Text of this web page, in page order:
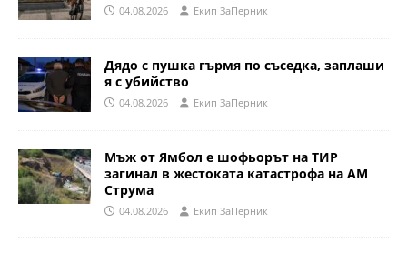
04.08.2026 Eкип ЗаПерник
Дядо с пушка гърмя по съседка, заплаши
я с убийство
04.08.2026 Eкип ЗаПерник
Мъж от Ямбол е шофьорът на ТИР
загинал в жестоката катастрофа на АМ
Струма
04.08.2026 Eкип ЗаПерник